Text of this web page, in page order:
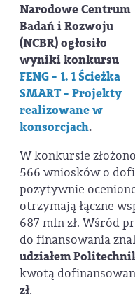
Narodowe Centrum
Badań i Rozwoju
(NCBR) ogłosiło
wyniki konkursu
FENG - 1. 1 Ścieżka
SMART - Projekty
realizowane w
konsorcjach.
W konkursie złożono
566 wniosków o
pozytywnie
otrzymają łączne
687 mln zł. Wśród
do finansowania
udziałem
kwotą
zł.